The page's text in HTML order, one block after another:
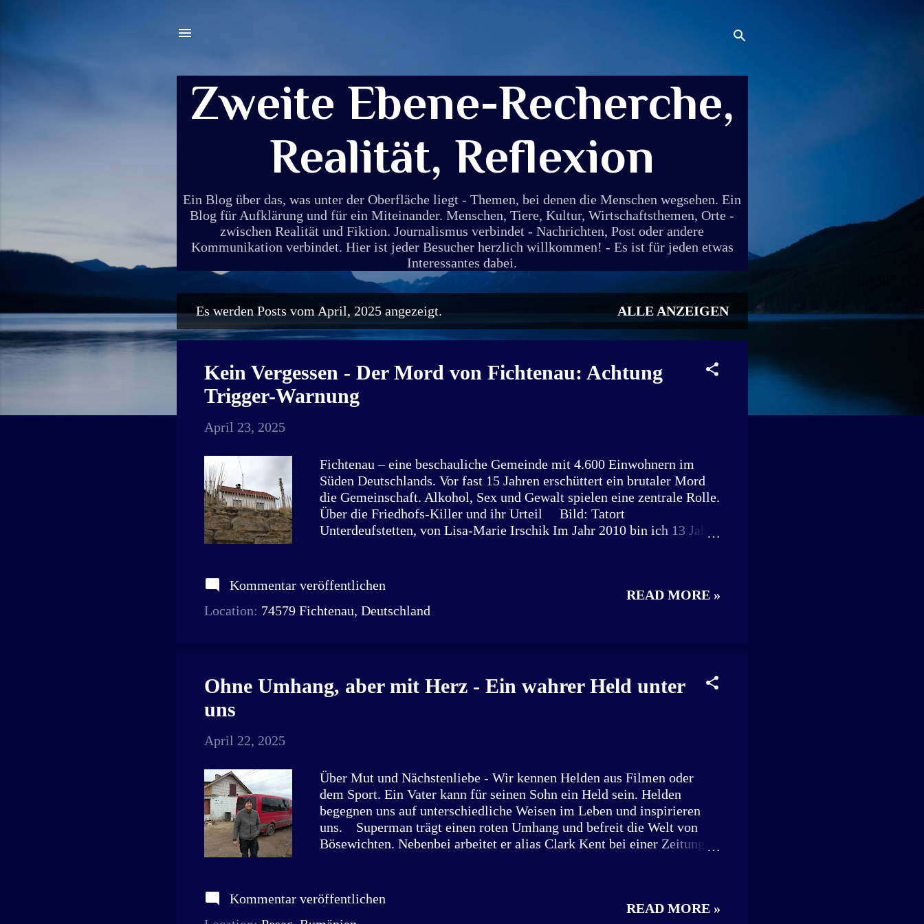
Zweite Ebene-Recherche,
Realität, Reflexion
Ein Blog über das, was unter der Oberfläche liegt - Themen, bei denen die Menschen wegsehen. Ein
Blog für Aufklärung und für ein Miteinander. Menschen, Tiere, Kultur, Wirtschaftsthemen, Orte -
zwischen Realität und Fiktion. Journalismus verbindet - Nachrichten, Post oder andere
Kommunikation verbindet. Hier ist jeder Besucher herzlich willkommen! - Es ist für jeden etwas
Interessantes dabei.
P
o
s
Es werden Posts vom April, 2025 angezeigt. ALLE ANZEIGEN
Kein Vergessen - Der Mord von Fichtenau: Achtung
Trigger-Warnung
April 23, 2025
Fichtenau – eine beschauliche Gemeinde mit 4.600 Einwohnern im
Süden Deutschlands. Vor fast 15 Jahren erschüttert ein brutaler Mord
die Gemeinschaft. Alkohol, Sex und Gewalt spielen eine zentrale Rolle.
Über die Friedhofs-Killer und ihr Urteil Bild: Tatort
Unterdeufstetten, von Lisa-Marie Irschik Im Jahr 2010 bin ich 13 Jahre
vom Hof aus über die Straße, einen Fußweg entlang, um den Baum der
Nachbarstraße und wieder zurück. Eines Tages fallen mir vier Personen
auf, die vor dem Nachbarshaus auf der Eingangstreppe sitzen. Es war
15 Minuten später steht die Polizei im Hof des Mehrfamilienhauses.
Meine Oma befiehlt mir im Haus zu bleiben...
Kommentar veröffentlichen
Location: 74579 Fichtenau, Deutschland
READ MORE »
Ohne Umhang, aber mit Herz - Ein wahrer Held unter
uns
April 22, 2025
Über Mut und Nächstenliebe - Wir kennen Helden aus Filmen oder
dem Sport. Ein Vater kann für seinen Sohn ein Held sein. Helden
begegnen uns auf unterschiedliche Weisen im Leben und inspirieren
uns. Superman trägt einen roten Umhang und befreit die Welt von
Bösewichten. Nebenbei arbeitet er alias Clark Kent bei einer Zeitung.
Hoppe (42) in Uttenhofen, Baden-Württemberg. Er ist Familienvater,
Berufsfeuerwehrmann in Stuttgart, Oberlöschmeister der freiwilligen
Kommentar veröffentlichen
READ MORE »